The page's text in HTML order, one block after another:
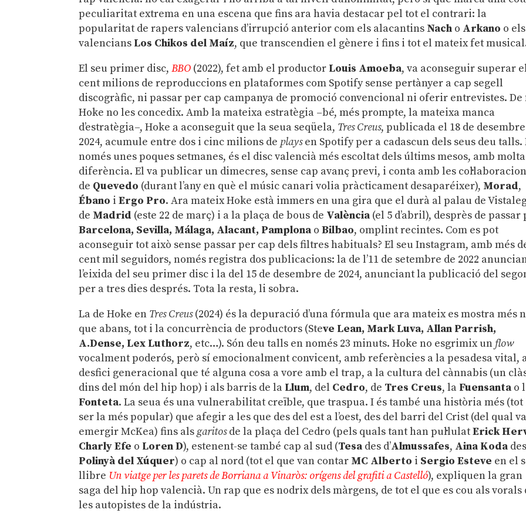
peculiaritat extrema en una escena que fins ara havia destacar pel tot el contrari: la
popularitat de rapers valencians d’irrupció anterior com els alacantins Nach o Arkano o els
valencians Los Chikos del Maíz, que transcendien el gènere i fins i tot el mateix fet
El seu primer disc,BBO (2022), fet amb el productor Louis Amoeba, va aconseguir superar
cent milions de reproduccions en plataformes com Spotify sense pertànyer a cap segell
discogràfic, ni passar per cap campanya de promoció convencional ni oferir entrevistes. De
Hoke no les concedix. Amb la mateixa estratègia –bé, més prompte, la mateixa manca
d’estratègia–, Hoke a aconseguit que la seua seqüela, Tres Creus, publicada el 18 de
2024, acumule entre dos i cinc milions de playsen Spotify per a cadascun dels seus deu talls.
només unes poques setmanes, és el disc valencià més escoltat dels últims mesos, amb molta
diferència. El va publicar un dimecres, sense cap avanç previ, i conta amb les
de Quevedo (durant l’any en què el músic canari volia pràcticament desaparéixer), Morad,
Ébano iErgo Pro. Ara mateix Hoke està immers en una gira que el durà al palau de
de Madrid (este 22 de març) i a la plaça de bous de València (el 5 d’abril), desprès de passar
Barcelona, Sevilla, Málaga, Alacant, Pamplona oBilbao, omplint recintes. Com es pot
aconseguir tot això sense passar per cap dels filtres habituals? El seu Instagram, amb més
cent mil seguidors, només registra dos publicacions: la de l’11 de setembre de 2022
l’eixida del seu primer disc i la del 15 de desembre de 2024, anunciant la publicació del
per a tres dies després. Tota la resta, li sobra.
La de Hoke en Tres Creus(2024) és la depuració d’una fórmula que ara mateix es mostra més
que abans, tot i la concurrència de productors (Steve Lean, Mark Luva, Allan Parrish,
A.Dense, Lex Luthorz, etc…). Són deu talls en només 23 minuts. Hoke no esgrimix un flow
vocalment poderós, però sí emocionalment convicent, amb referències a la pesadesa vital,
desfici generacional que té alguna cosa a vore amb el trap, a la cultura del cànnabis (un
dins del món del hip hop) i als barris de la Llum, del Cedro, de Tres Creus, la Fuensanta o
Fonteta. La seua és una vulnerabilitat creïble, que traspua. I és també una història més (tot
ser la més popular) que afegir a les que des del est a l’oest, des del barri del Crist (del qual va
emergir McKea) fins alsgaritosde la plaça del Cedro (pels quals tant han pul·lulatErick
Charly Efe o Loren D), estenent-se també cap al sud (Tesa des d’Almussafes, Aina Koda
Polinyà del Xúquer) o cap al nord (tot el que van contar MC Alberto i Sergio Esteve en el
llibre Un viatge per les parets de Borriana a Vinaròs: orígens del grafiti a Castelló), expliquen la gran
saga del hip hop valencià. Un rap que es nodrix dels màrgens, de tot el que es cou als vorals
les autopistes de la indústria.